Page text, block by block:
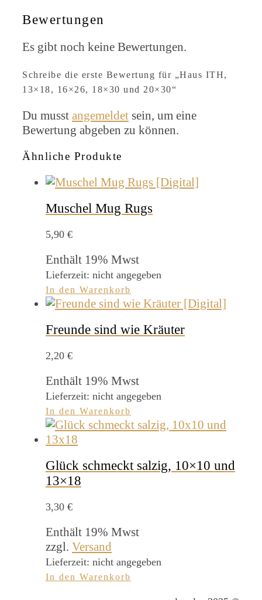
Bewertungen
Es gibt noch keine Bewertungen.
Schreibe die erste Bewertung für „Haus ITH,
13×18, 16×26, 18×30 und 20×30“
Du musst angemeldet sein, um eine
Bewertung abgeben zu können.
Ähnliche Produkte
Muschel Mug Rugs
5,90 €
Enthält 19% Mwst
Lieferzeit: nicht angegeben
In den Warenkorb
Freunde sind wie Kräuter
2,20 €
Enthält 19% Mwst
Lieferzeit: nicht angegeben
In den Warenkorb
Glück schmeckt salzig, 10×10 und
13×18
3,30 €
Enthält 19% Mwst
zzgl. Versand
Lieferzeit: nicht angegeben
In den Warenkorb